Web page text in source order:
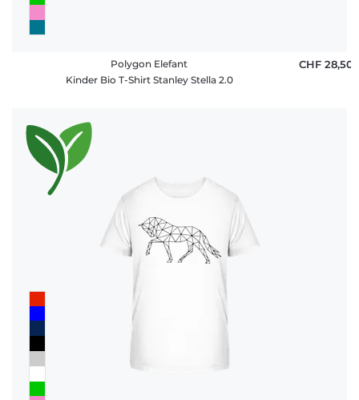
Polygon Elefant
Kinder Bio T-Shirt Stanley Stella 2.0
CHF 28,50